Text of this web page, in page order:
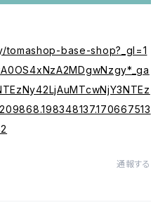
base-shop?_gl=1
通報する